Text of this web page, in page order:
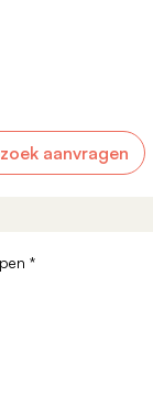
aanvragen
*